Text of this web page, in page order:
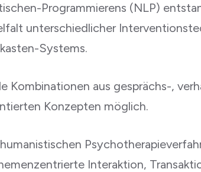
Programmierens (NLP)
unterschiedlicher
Systems.
Kombinationen aus gesprächs-,
Konzepten möglich.
Interaktion,